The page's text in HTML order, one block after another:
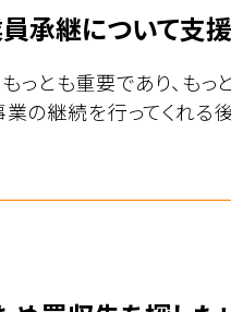
承継について支
っとも重要であり、もっ
業の継続を行ってくれる